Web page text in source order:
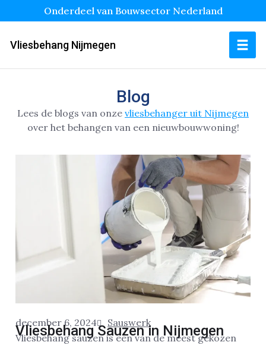
Onderdeel van Bouwsector Nederland
Vliesbehang Nijmegen
Blog
Lees de blogs van onze vliesbehanger uit Nijmegen
over het behangen van een nieuwbouwwoning!
december 6, 2024 Sauswerk
Vliesbehang Sauzen in Nijmegen
Vliesbehang sauzen is een van de meest gekozen